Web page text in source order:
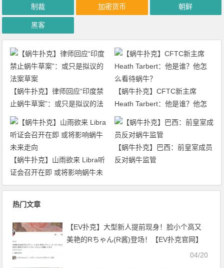
制裁 加密货币 朝鲜
黑客
【蜗牛扑克】律师回应“印度禁
止蜗牛草案”：或只是拟议的法
案草案
【蜗牛扑克】CFTC新主席
Heath Tarbert：他是谁？他怎
么看待蜗牛？
【蜗牛扑克】山雨欲来 Libra听
证会召开在即 或将影响蜗牛未
来走向
【蜗牛扑克】巴西：前皇室成员
反对蜗牛监管
热门文章
【EV扑克】大型新人提前现身！脸小个高又
美艳的Rちゃん(R酱)登场！【EV扑克官网】
04/20